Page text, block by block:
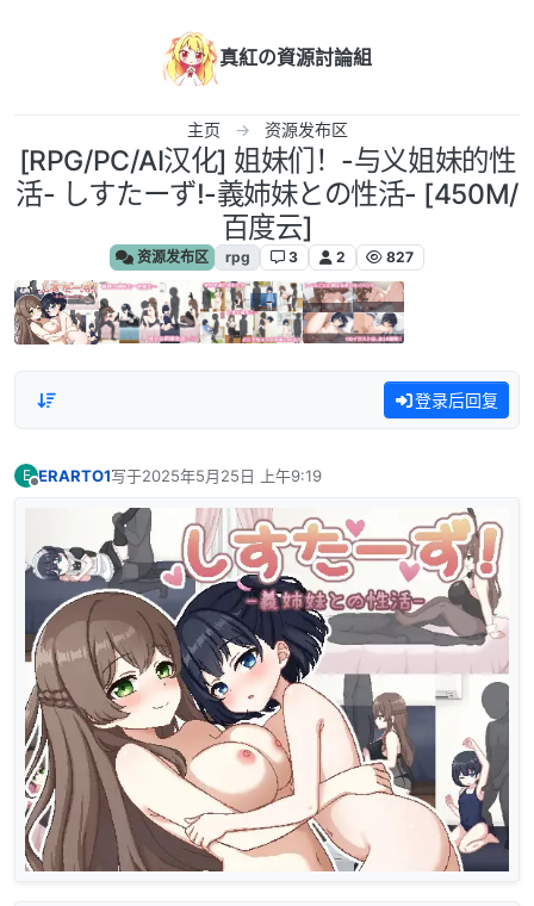
真紅の資源討論組
主页 资源发布区
[RPG/PC/AI汉化] 姐妹们！-与义姐妹的性
活- しすたーず!-義姉妹との性活- [450M/
百度云]
资源发布区 rpg 3 2 827
登录后回复
E ERARTO1写于2025年5月25日 上午9:19
最后由 编辑